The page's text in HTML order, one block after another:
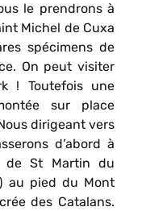
le prendrons à
Michel de Cuxa
spécimens de
On peut visiter
! Toutefois une
sur place
dirigeant vers
d’abord à
de St Martin du
au pied du Mont
des Catalans.